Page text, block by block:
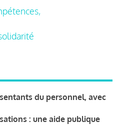
du personnel, avec
: une aide publique